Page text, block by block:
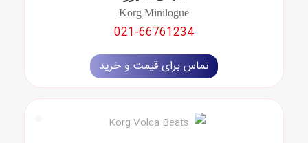
Korg Minilogue
021-66761234
تماس برای قیمت و خرید